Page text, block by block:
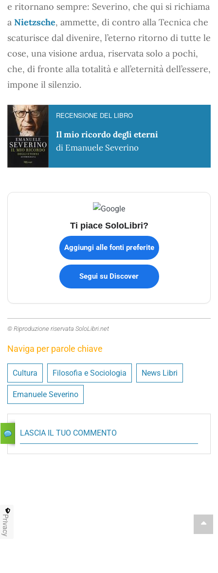
e ritornano sempre: Severino, che qui si richiama
a Nietzsche, ammette, di contro alla Tecnica che
scaturisce dal divenire, l’eterno ritorno di tutte le
cose, una visione ardua, riservata solo a pochi,
che, di fronte alla totalità e all’eternità dell’essere,
impone il silenzio.
RECENSIONE DEL LIBRO
Il mio ricordo degli eterni
di Emanuele Severino
Ti piace SoloLibri?
Aggiungi alle fonti preferite
Segui su Discover
© Riproduzione riservata SoloLibri.net
Naviga per parole chiave
Cultura Filosofia e Sociologia News Libri
Emanuele Severino
LASCIA IL TUO COMMENTO
Privacy